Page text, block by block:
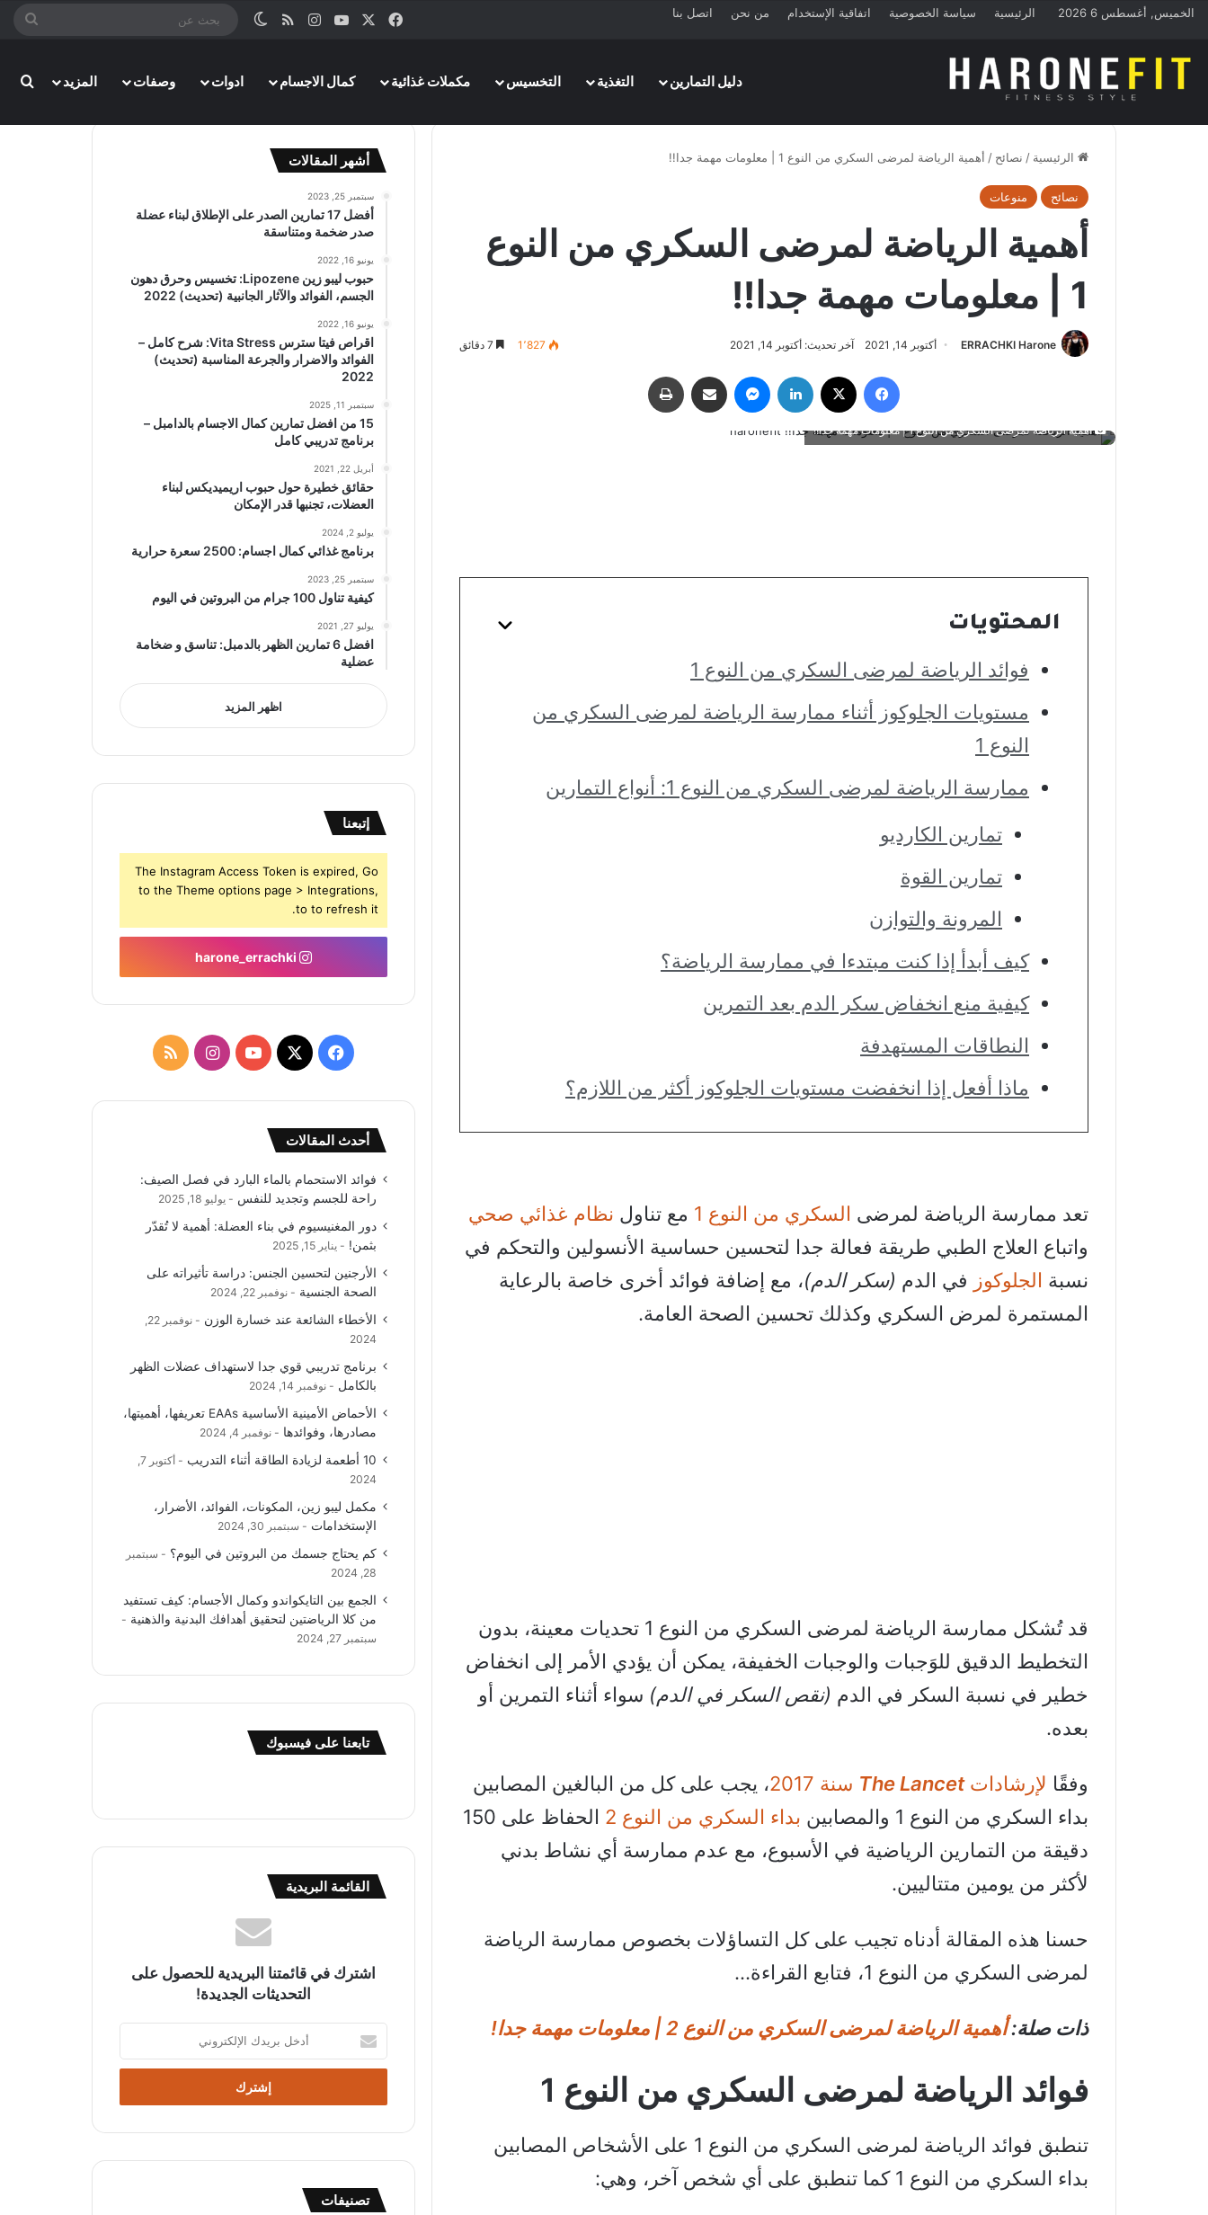
الخميس, أغسطس 6 2026 الرئيسية سياسة الخصوصية اتفاقية الإستخدام من نحن اتصل بنا فيسبوك ‫YouTubeانستقرامملخص الموقع RSS
الوضع المظلم
بحث
دليل التمارين
التغذية التخسيس مكملات غذائية كمال الاجسام ادوات وصفات المزيد
الرئيسية / نصائح / أهمية الرياضة لمرضى السكري من النوع 1 | معلومات مهمة جدا!!
نصائح منوعات
أهمية الرياضة لمرضى السكري من النوع
1 | معلومات مهمة جدا!!
ERRACHKI Harone أكتوبر 14, 2021 آخر تحديث: أكتوبر 14, 2021 1٬827
فيسبوك لينكدإن ماسنجر مشاركة عبر البريد
أهمية الرياضة لمرضى السكري من النوع 1 | معلومات مهمة جدا!!
المحتويات
فوائد الرياضة لمرضى السكري من النوع 1
مستويات الجلوكوز أثناء ممارسة الرياضة لمرضى السكري من
النوع 1
ممارسة الرياضة لمرضى السكري من النوع 1: أنواع التمارين
تمارين الكارديو
تمارين القوة
المرونة والتوازن
كيف أبدأ إذا كنت مبتدءا في ممارسة الرياضة؟
كيفية منع انخفاض سكر الدم بعد التمرين
النطاقات المستهدفة
ماذا أفعل إذا انخفضت مستويات الجلوكوز أكثر من اللازم؟
تعد ممارسة الرياضة لمرضى السكري من النوع 1 مع تناول نظام غذائي صحي
واتباع العلاج الطبي طريقة فعالة جدا لتحسين حساسية الأنسولين والتحكم في
نسبة الجلوكوز في الدم (سكر الدم)، مع إضافة فوائد أخرى خاصة بالرعاية
المستمرة لمرض السكري وكذلك تحسين الصحة العامة.
قد تُشكل ممارسة الرياضة لمرضى السكري من النوع 1 تحديات معينة، بدون
التخطيط الدقيق للوَجبات والوجبات الخفيفة، يمكن أن يؤدي الأمر إلى انخفاض
خطير في نسبة السكر في الدم (نقص السكر في الدم) سواء أثناء التمرين أو
بعده.
وفقًا لإرشاداتThe Lancet سنة 2017
، يجب على كل من البالغين المصابين
بداء السكري من النوع 1 والمصابين
بداء السكري من النوع 2
الحفاظ على 150
دقيقة من التمارين الرياضية في الأسبوع، مع عدم ممارسة أي نشاط بدني
لأكثر من يومين متتاليين.
حسنا هذه المقالة أدناه تجيب على كل التساؤلات بخصوص ممارسة الرياضة
لمرضى السكري من النوع 1، فتابع القراءة…
ذات صلة:أهمية الرياضة لمرضى السكري من النوع 2 | معلومات مهمة جدا!
فوائد الرياضة لمرضى السكري من النوع 1
تنطبق فوائد الرياضة لمرضى السكري من النوع 1 على الأشخاص المصابين
بداء السكري من النوع 1 كما تنطبق على أي شخص آخر، وهي:
أشهر المقالات
سبتمبر 25, 2023
أفضل 17 تمارين الصدر على الإطلاق لبناء عضلة
صدر ضخمة ومتناسقة
يونيو 16, 2022
حبوب ليبو زين Lipozene: تخسيس وحرق دهون
الجسم، الفوائد والآثار الجانبية (تحديث) 2022
يونيو 16, 2022
اقراص فيتا سترس Vita Stress: شرح كامل –
الفوائد والاضرار والجرعة المناسبة (تحديث)
2022
سبتمبر 11, 2025
15 من افضل تمارين كمال الاجسام بالدامبل –
برنامج تدريبي كامل
أبريل 22, 2021
حقائق خطيرة حول حبوب اريميديكس لبناء
العضلات، تجنبها قدر الإمكان
يوليو 2, 2024
برنامج غذائي كمال اجسام: 2500 سعرة حرارية
سبتمبر 25, 2023
كيفية تناول 100 جرام من البروتين في اليوم
يوليو 27, 2021
افضل 6 تمارين الظهر بالدمبل: تناسق و ضخامة
عضلية
اظهر المزيد
إتبعنا
The Instagram Access Token is expired, Go
to the Theme options page > Integrations,
to to refresh it.
فيسبوك
‫X
‫YouTubeانستقرامملخص
أحدث المقالات
فوائد الاستحمام بالماء البارد في فصل الصيف:
راحة للجسم وتجديد للنفس
يوليو 18, 2025
دور المغنيسيوم في بناء العضلة: أهمية لا تُقدّر
بثمن!
يناير 15, 2025
الأرجنين لتحسين الجنس: دراسة تأثيراته على
الصحة الجنسية
نوفمبر 22, 2024
الأخطاء الشائعة عند خسارة الوزن
نوفمبر 22,
2024
برنامج تدريبي قوي جدا لاستهداف عضلات الظهر
بالكامل
نوفمبر 14, 2024
الأحماض الأمينية الأساسية EAAs تعريفها، أهميتها،
مصادرها، وفوائدها
نوفمبر 4, 2024
10 أطعمة لزيادة الطاقة أثناء التدريب
أكتوبر 7,
2024
مكمل ليبو زين، المكونات، الفوائد، الأضرار،
الإستخدامات
سبتمبر 30, 2024
كم يحتاج جسمك من البروتين في اليوم؟
سبتمبر
28, 2024
الجمع بين التايكواندو وكمال الأجسام: كيف تستفيد
من كلا الرياضتين لتحقيق أهدافك البدنية والذهنية
سبتمبر 27, 2024
تابعنا على فيسبوك
القائمة البريدية
اشترك في قائمتنا البريدية للحصول على
التحديثات الجديدة!
بريدك
الإلكتروني
تصنيفات